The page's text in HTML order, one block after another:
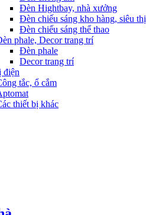
Đèn Hightbay, nhà xưởng
Đèn chiếu sáng kho hàng, siêu thị
Đèn chiếu sáng thể thao
phale, Decor trang trí
Đèn phale
Decor trang trí
điện
tắc, ổ cắm
thiết bị khác